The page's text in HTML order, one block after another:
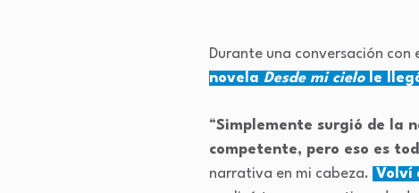
Durante una conversación
novela Desde mi cielole
“Simplemente surgió de la
competente, pero eso es
narrativa en mi cabeza. Volví